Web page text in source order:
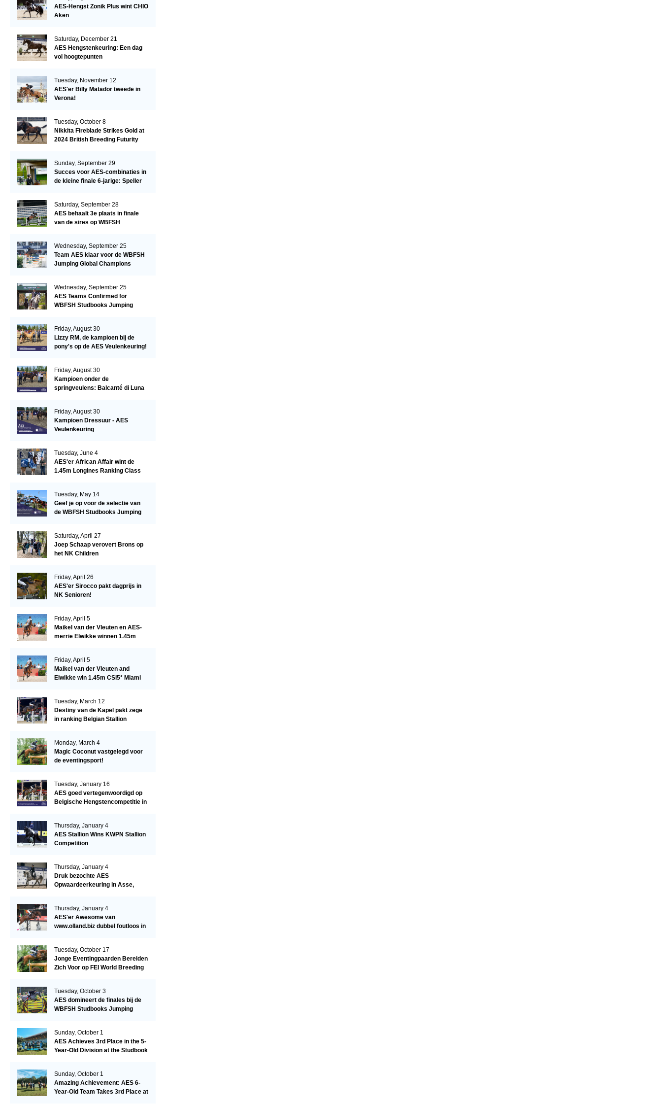
AES-Hengst Zonik Plus wint CHIO
Aken
Saturday, December 21
AES Hengstenkeuring: Een dag
vol hoogtepunten
Tuesday, November 12
AES'er Billy Matador tweede in
Verona!
Tuesday, October 8
Nikkita Fireblade Strikes Gold at
2024 British Breeding Futurity
Sunday, September 29
Succes voor AES-combinaties in
de kleine finale 6-jarige: Speller
Saturday, September 28
AES behaalt 3e plaats in finale
van de sires op WBFSH
Wednesday, September 25
Team AES klaar voor de WBFSH
Jumping Global Champions
Wednesday, September 25
AES Teams Confirmed for
WBFSH Studbooks Jumping
Friday, August 30
Lizzy RM, de kampioen bij de
pony's op de AES Veulenkeuring!
Friday, August 30
Kampioen onder de
springveulens: Balcanté di Luna
Friday, August 30
Kampioen Dressuur - AES
Veulenkeuring
Tuesday, June 4
AES'er African Affair wint de
1.45m Longines Ranking Class
Tuesday, May 14
Geef je op voor de selectie van
de WBFSH Studbooks Jumping
Saturday, April 27
Joep Schaap verovert Brons op
het NK Children
Friday, April 26
AES'er Sirocco pakt dagprijs in
NK Senioren!
Friday, April 5
Maikel van der Vleuten en AES-
merrie Elwikke winnen 1.45m
Friday, April 5
Maikel van der Vleuten and
Elwikke win 1.45m CSI5* Miami
Tuesday, March 12
Destiny van de Kapel pakt zege
in ranking Belgian Stallion
Monday, March 4
Magic Coconut vastgelegd voor
de eventingsport!
Tuesday, January 16
AES goed vertegenwoordigd op
Belgische Hengstencompetitie in
Thursday, January 4
AES Stallion Wins KWPN Stallion
Competition
Thursday, January 4
Druk bezochte AES
Opwaardeerkeuring in Asse,
Thursday, January 4
AES'er Awesome van
www.olland.biz dubbel foutloos in
Tuesday, October 17
Jonge Eventingpaarden Bereiden
Zich Voor op FEI World Breeding
Tuesday, October 3
AES domineert de finales bij de
WBFSH Studbooks Jumping
Sunday, October 1
AES Achieves 3rd Place in the 5-
Year-Old Division at the Studbook
Sunday, October 1
Amazing Achievement: AES 6-
Year-Old Team Takes 3rd Place at